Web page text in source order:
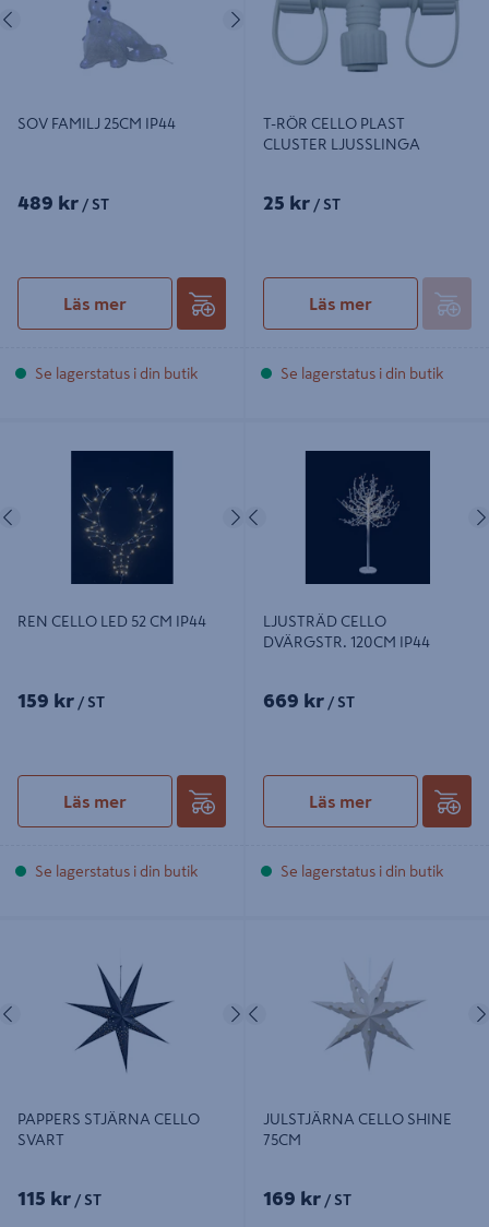
Föregående Nästa
SOV FAMILJ 25CM IP44
489 kr / ST
Läs mer
Se lagerstatus i din butik
T-RÖR CELLO PLAST
CLUSTER LJUSSLINGA
25 kr / ST
Läs mer
Se lagerstatus i din butik
Föregående Nästa
REN CELLO LED 52 CM IP44
159 kr / ST
Läs mer
Se lagerstatus i din butik
120CM IP44
Föregående
LJUSTRÄD CELLO
DVÄRGSTR. 120CM IP44
669 kr / ST
Läs mer
Se lagerstatus i din butik
Föregående Nästa
PAPPERS STJÄRNA CELLO
SVART
115 kr / ST
Föregående
JULSTJÄRNA CELLO SHINE
75CM
169 kr / ST